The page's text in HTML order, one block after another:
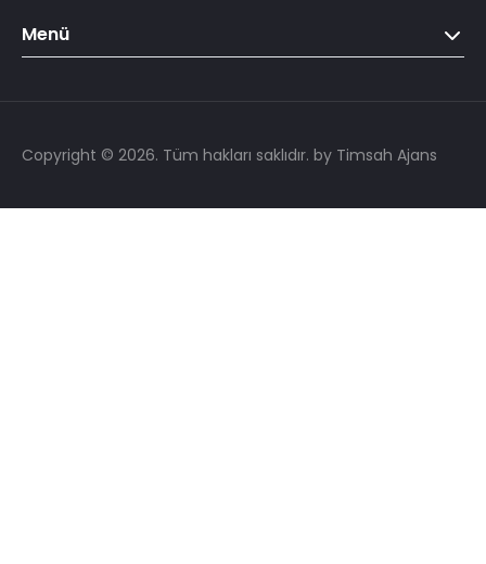
Menü
Copyright © 2026. Tüm hakları saklıdır. by Timsah Ajans